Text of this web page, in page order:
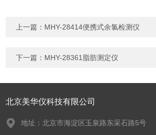
上一篇： MHY-28414便携式余氯检测仪
下一篇： MHY-28361脂肪测定仪
北京美华仪科技有限公司
地址：北京市海淀区玉泉路东采石路5号